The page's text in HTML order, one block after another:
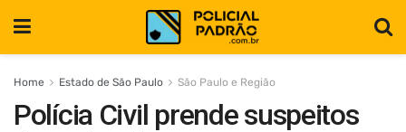
Home Estado de São Paulo São Paulo e Região
Polícia Civil prende suspeitos